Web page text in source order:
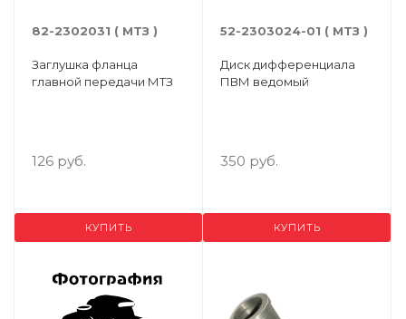
82-2302031 ( МТЗ )
Заглушка фланца
главной передачи МТЗ
126 руб.
КУПИТЬ
52-2303024-01 ( МТЗ )
Диск дифференциала
ПВМ ведомый
350 руб.
КУПИТЬ